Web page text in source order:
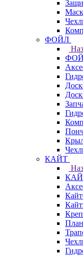
ФОЙЛ
КАЙТ